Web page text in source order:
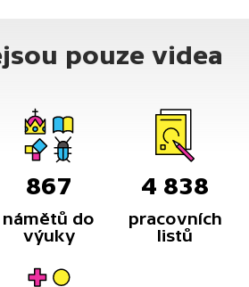
pouze videa
867
námětů do
výuky
4 838
pracovních
listů